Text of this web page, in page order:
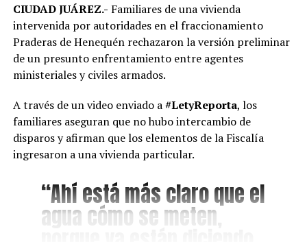
CIUDAD JUÁREZ.- Familiares de una vivienda
intervenida por autoridades en el fraccionamiento
Praderas de Henequén rechazaron la versión preliminar
de un presunto enfrentamiento entre agentes
ministeriales y civiles armados.
A través de un video enviado a#LetyReporta, los
familiares aseguran que no hubo intercambio de
disparos y afirman que los elementos de la Fiscalía
ingresaron a una vivienda particular.
“Ahí está más claro que el
agua cómo se meten,